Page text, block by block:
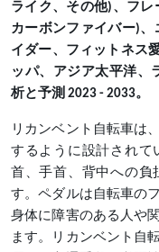
ライク、その他)、フレ
カーボンファイバー)
イダー、フィットネス
ッパ、アジア太平洋、
析と予測 2023 - 2033。
リカンベント自転車は
するように設計されて
首、手首、背中への負
す。ペダルは自転車の
身体に障害のある人や
ます。リカンベント自